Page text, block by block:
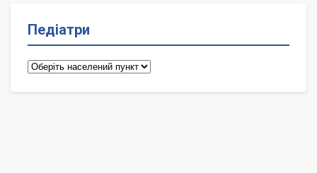
Педіатри
Педіатри